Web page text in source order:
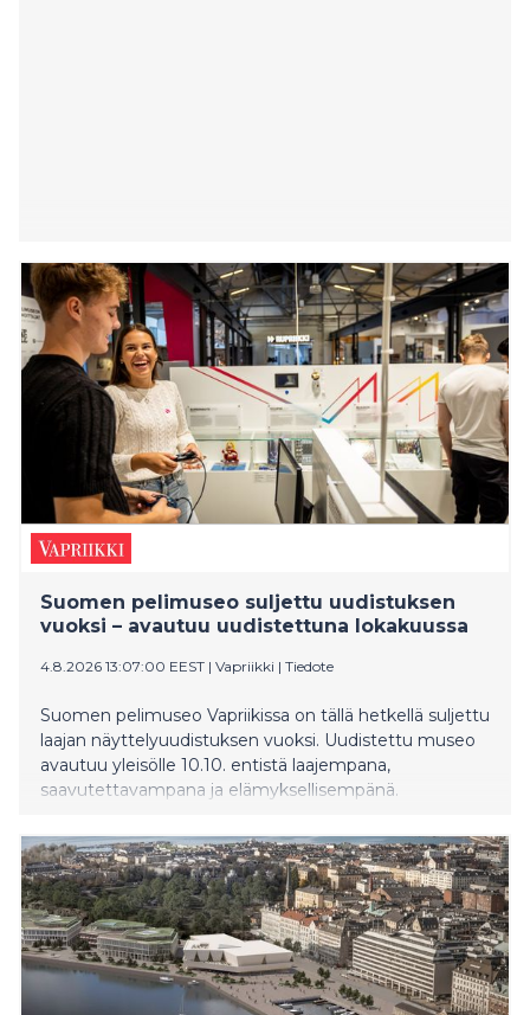
Suomen pelimuseo suljettu uudistuksen
vuoksi – avautuu uudistettuna lokakuussa
4.8.2026 13:07:00 EEST | Vapriikki | Tiedote
Suomen pelimuseo Vapriikissa on tällä hetkellä suljettu
laajan näyttelyuudistuksen vuoksi. Uudistettu museo
avautuu yleisölle 10.10. entistä laajempana,
saavutettavampana ja elämyksellisempänä.